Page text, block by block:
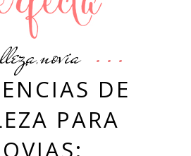
,novia
DE
PARA